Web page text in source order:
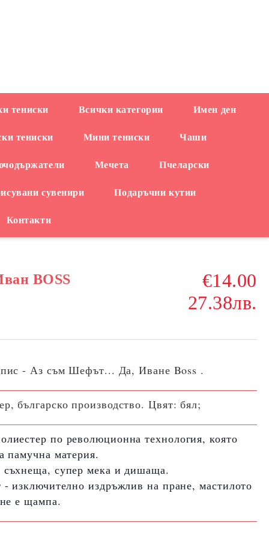
тениски Всички категории Имен ден
тениски Мини тениски Чаши
Мечета Пчеларски
сувенири Подаръчни кутии
Контакти
BOSS
€14.00
27.38лв.
-Аз съм Шефът... Да, Иване Boss .
българско производство. Цвят: бял;
по революционна технология, която
памучна материя.
супер мека и дишаща.
изключително издръжлив на пране, мастилото
е щампа.